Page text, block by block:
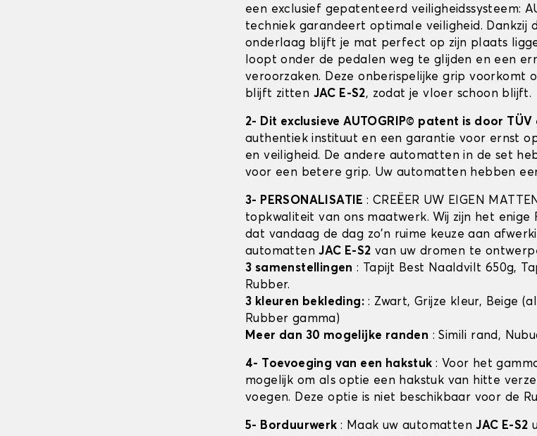
een exclusief gepatenteerd veiligheidssysteem:
techniek garandeert optimale veiligheid. Dankzij
onderlaag blijft je mat perfect op zijn plaats
loopt onder de pedalen weg te glijden en een
veroorzaken. Deze onberispelijke grip voorkomt
blijft zitten JAC E-S2, zodat je vloer schoon blijft.
2- Dit exclusieve AUTOGRIP© patent is door
authentiek instituut en een garantie voor ernst
en veiligheid. De andere automatten in de set
voor een betere grip. Uw automatten hebben
3- PERSONALISATIE: CREËER UW EIGEN
topkwaliteit van ons maatwerk. Wij zijn het
dat vandaag de dag zo'n ruime keuze aan
automattenJAC E-S2 van uw dromen te
3 samenstellingen : Tapijt Best Naaldvilt 650g,
Rubber.
3 kleuren bekleding: : Zwart, Grijze kleur, Beige
Rubber gamma)
Meer dan 30 mogelijke randen : Simili rand,
4- Toevoeging van een hakstuk : Voor het
mogelijk om als optie een hakstuk van hitte
voegen. Deze optie is niet beschikbaar voor de
5- Borduurwerk : Maak uw automattenJAC E-S2